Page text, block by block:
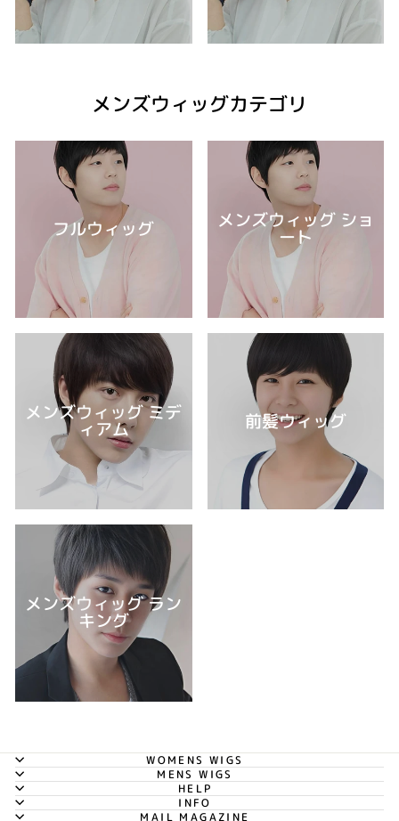
メンズウィッグカテゴリ
フルウィッグ メンズウィッグ ショ
ート
メンズウィッグ ミデ
ィアム 前髪ウィッグ
メンズウィッグ ラン
キング
WOMENS WIGS
MENS WIGS
HELP
INFO
MAIL MAGAZINE